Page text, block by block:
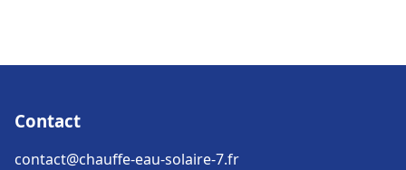
Contact
contact@chauffe-eau-solaire-7.fr